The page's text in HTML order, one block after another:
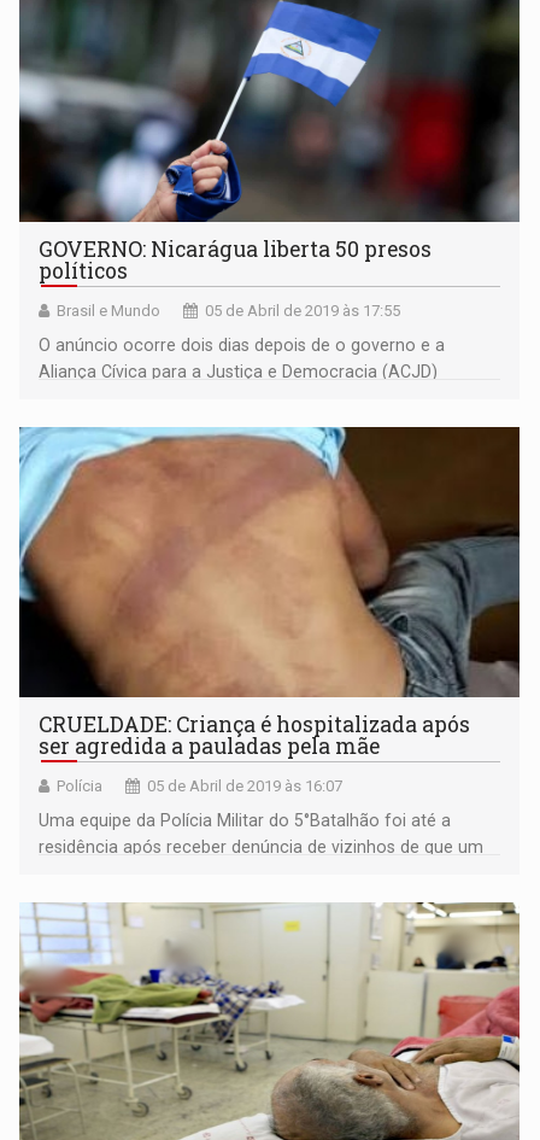
GOVERNO: Nicarágua liberta 50 presos
políticos
Brasil e Mundo 05 de Abril de 2019 às 17:55
O anúncio ocorre dois dias depois de o governo e a
Aliança Cívica para a Justiça e Democracia (ACJD)
CRUELDADE: Criança é hospitalizada após
ser agredida a pauladas pela mãe
Polícia 05 de Abril de 2019 às 16:07
Uma equipe da Polícia Militar do 5°Batalhão foi até a
residência após receber denúncia de vizinhos de que um